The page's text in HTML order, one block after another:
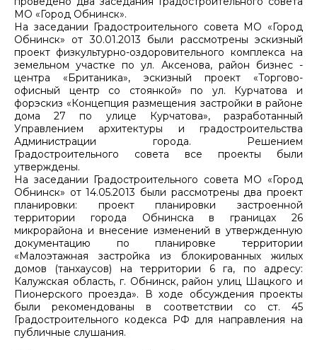
МО «Город Обнинск».
На заседании Градостроительного совета МО «Город
Обнинск» от 30.01.2013 были рассмотрены эскизный
проект физкультурно-оздоровительного комплекса на
земельном участке по ул. Аксенова, район бизнес -
центра «Британика», эскизный проект «Торгово-
офисный центр со стоянкой» по ул. Курчатова и
форэскиз «Концепция размещения застройки в районе
дома 27 по улице Курчатова», разработанный
Управлением архитектуры и градостроительства
Администрации города. Решением
Градостроительного совета все проекты были
утверждены.
На заседании Градостроительного совета МО «Город
Обнинск» от 14.05.2013 были рассмотрены два проект
планировки: проект планировки застроенной
территории города Обнинска в границах 26
микрорайона и внесение изменений в утвержденную
документацию по планировке территории
«Малоэтажная застройка из блокированных жилых
домов (танхаусов) на территории 6 га, по адресу:
Калужская область, г. Обнинск, район улиц Шацкого и
Пионерского проезда». В ходе обсуждения проекты
были рекомендованы в соответствии со ст. 45
Градостроительного кодекса РФ для направления на
публичные слушания.